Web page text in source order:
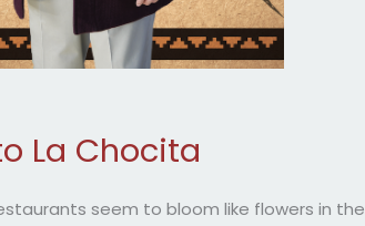
La Chocita
seem to bloom like flowers in the